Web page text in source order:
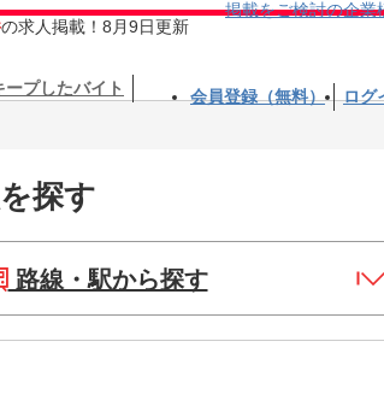
の求人掲載！8月9日更新
掲載をご検討の企業
ープしたバイト 会員登録（無料） ログ
探す
路線・駅から探す